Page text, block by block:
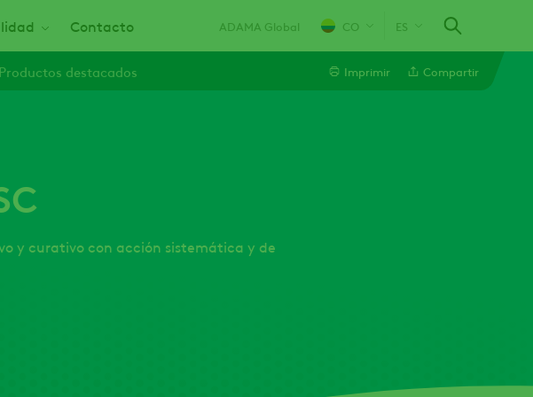
Contacto ADAMA Global CO ES
Productos destacados Imprimir Compartir
y curativo con acción sistemática y de